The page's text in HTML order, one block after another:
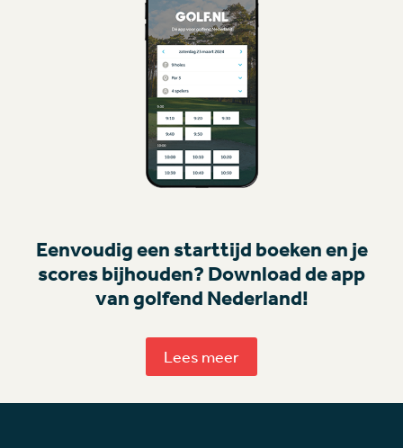
Eenvoudig een starttijd boeken en je
scores bijhouden? Download de app
van golfend Nederland!
Lees meer